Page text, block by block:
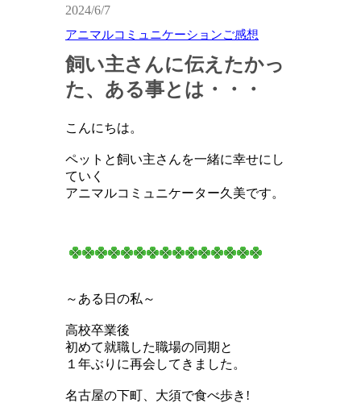
2024/6/7
アニマルコミュニケーションご感想
飼い主さんに伝えたかっ
た、ある事とは・・・
こんにちは。
ペットと飼い主さんを一緒に幸せにし
ていく
アニマルコミュニケーター久美です。
～ある日の私～
高校卒業後
初めて就職した職場の同期と
１年ぶりに再会してきました。
名古屋の下町、大須で食べ歩き!